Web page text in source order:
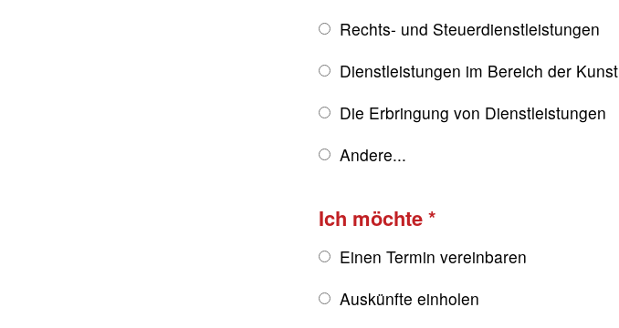
Rechts- und Steuerdienstleistungen
Dienstleistungen im Bereich der Kunst
Die Erbringung von Dienstleistungen
Andere...
Ich möchte
Einen Termin vereinbaren
Auskünfte einholen